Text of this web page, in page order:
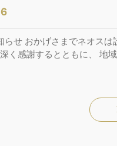
せ おかげさまでネオスは
く感謝するとともに、 地